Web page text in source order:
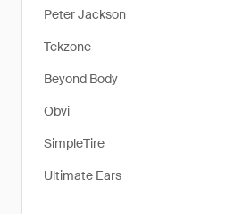
Peter Jackson
Tekzone
Beyond Body
Obvi
SimpleTire
Ultimate Ears